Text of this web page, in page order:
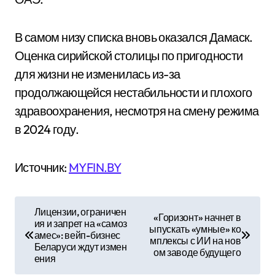
В самом низу списка вновь оказался Дамаск.
Оценка сирийской столицы по пригодности
для жизни не изменилась из-за
продолжающейся нестабильности и плохого
здравоохранения, несмотря на смену режима
в 2024 году.
Источник: MYFIN.BY
Лицензии, ограничен
ия и запрет на «самоз
амес»: вейп-бизнес
Беларуси ждут измен
ения
«Горизонт» начнет в
ыпускать «умные» ко
мплексы с ИИ на нов
ом заводе будущего